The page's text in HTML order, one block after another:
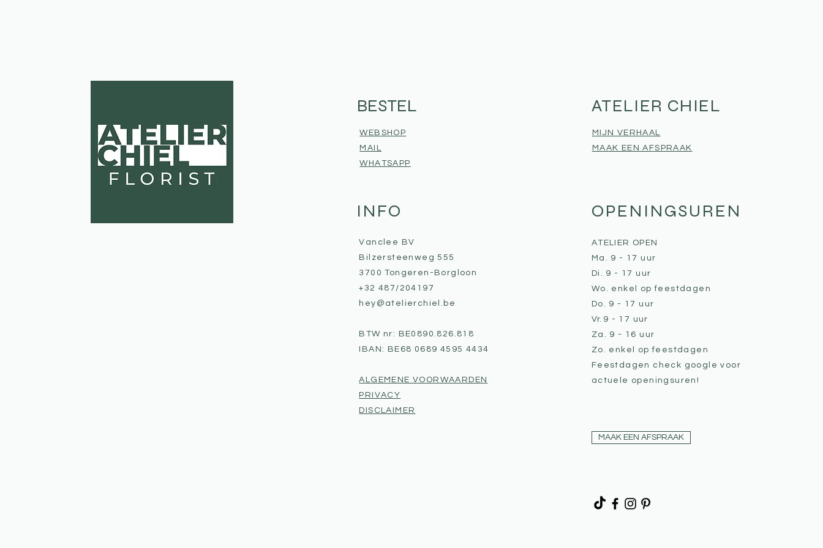
BESTEL
WEBSHOP
MAIL
WHATSAPP
INFO
Vanclee BV
Bilzersteenweg 555
3700 Tongeren-Borgloon
+32 487/204197
hey@atelierchiel.be
BTW nr: BE0890.826.818
IBAN: BE68 0689 4595 4434
ALGEMENE VOORWAARDEN
PRIVACY
DISCLAIMER
ATELIER CHIEL
MIJN VERHAAL
MAAK EEN AFSPRAAK
OPENINGSUREN
ATELIER OPEN
Ma. 9 - 17 uur
Di. 9 - 17 uur
Wo. enkel op feestdagen
Do. 9 - 17 uur
Vr. 9 - 17 uur
Za. 9 - 16 uur
Zo. enkel op feestdagen
Feestdagen check google voor
actuele openingsuren!
MAAK EEN AFSPRAAK